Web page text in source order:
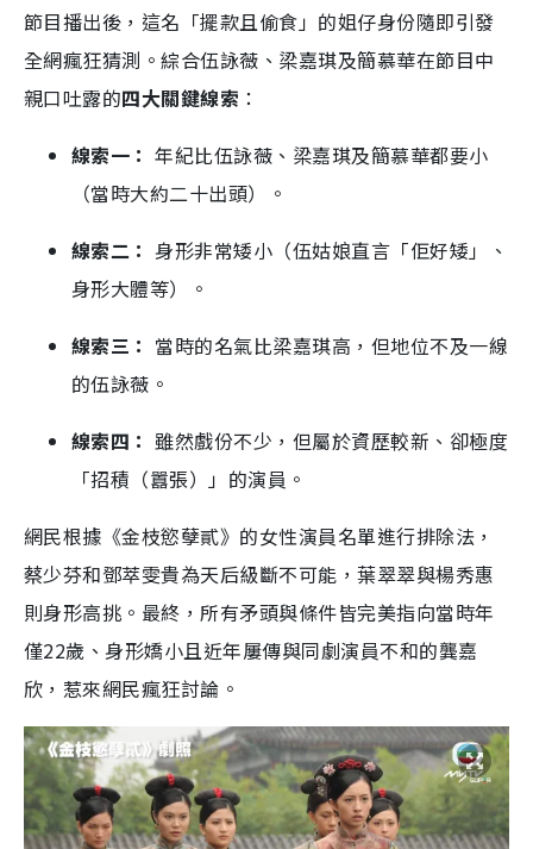
節目播出後，這名「擺款且偷食」的姐仔身份隨即引發
全網瘋狂猜測。綜合伍詠薇、梁嘉琪及簡慕華在節目中
親口吐露的四大關鍵線索 ：
線索一： 年紀比伍詠薇、梁嘉琪及簡慕華都要小
（當時大約二十出頭）。
線索二： 身形非常矮小（伍姑娘直言「佢好矮」、
身形大體等）。
線索三： 當時的名氣比梁嘉琪高，但地位不及一線
的伍詠薇。
線索四： 雖然戲份不少，但屬於資歷較新、卻極度
「招積（囂張）」的演員。
網民根據《金枝慾孽貳》的女性演員名單進行排除法，
蔡少芬和鄧萃雯貴為天后級斷不可能，葉翠翠與楊秀惠
則身形高挑。最終，所有矛頭與條件皆完美指向當時年
僅22歲、身形嬌小且近年屢傳與同劇演員不和的龔嘉
欣，惹來網民瘋狂討論。